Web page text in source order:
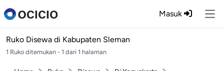
Masuk
Ruko Disewa di Kabupaten Sleman
1 Ruko ditemukan - 1 dari 1 halaman